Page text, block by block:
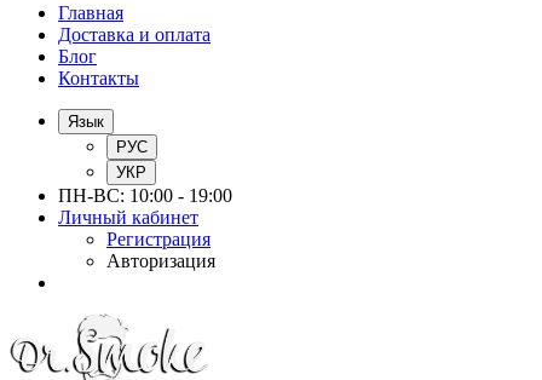
Главная
Доставка и оплата
Блог
Контакты
Язык
РУС
УКР
ПН-ВС: 10:00 - 19:00
Личный кабинет
Регистрация
Авторизация